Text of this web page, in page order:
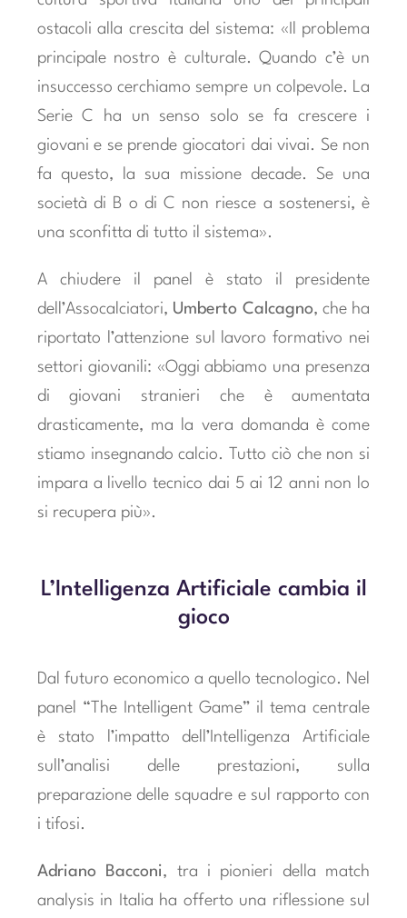
ostacoli alla crescita del sistema: «Il problema
principale nostro è culturale. Quando c’è un
insuccesso cerchiamo sempre un colpevole. La
Serie C ha un senso solo se fa crescere i
giovani e se prende giocatori dai vivai. Se non
fa questo, la sua missione decade. Se una
società di B o di C non riesce a sostenersi, è
una sconfitta di tutto il sistema».
A chiudere il panel è stato il presidente
dell’Assocalciatori, Umberto Calcagno, che ha
riportato l’attenzione sul lavoro formativo nei
settori giovanili: «Oggi abbiamo una presenza
di giovani stranieri che è aumentata
drasticamente, ma la vera domanda è come
stiamo insegnando calcio. Tutto ciò che non si
impara a livello tecnico dai 5 ai 12 anni non lo
si recupera più».
L’Intelligenza Artificiale cambia il
gioco
Dal futuro economico a quello tecnologico. Nel
panel “The Intelligent Game” il tema centrale
è stato l’impatto dell’Intelligenza Artificiale
sull’analisi delle prestazioni, sulla
preparazione delle squadre e sul rapporto con
i tifosi.
Adriano Bacconi, tra i pionieri della match
analysis in Italia ha offerto una riflessione sul